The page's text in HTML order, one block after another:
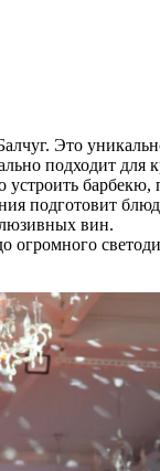
Это
подходит
барбекю,
подготовит
вин.